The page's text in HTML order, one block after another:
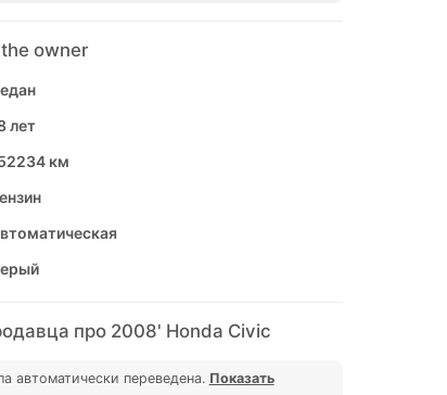
owner
лет
км
про 2008' Honda Civic
автоматически переведена. Показать